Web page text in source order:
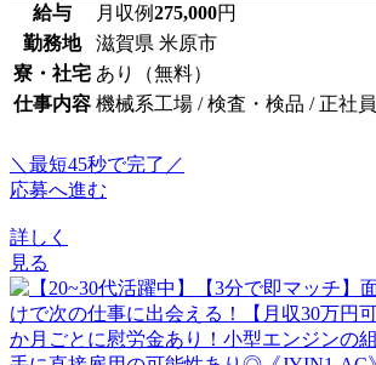
給与 月収例275,000円
勤務地
滋賀県 米原市
寮・社宅 あり（無料）
仕事内容 機械系工場 / 検査・検品 / 正社員
＼最短45秒で完了／
応募へ進む
詳しく
見る